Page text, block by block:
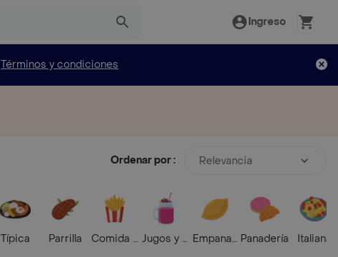
Ingreso
Términos y condiciones
Ordenar por : Relevancia
Típica Parrilla Comida RápidaJugos y BatidosEmpanadasPanadería Italiana